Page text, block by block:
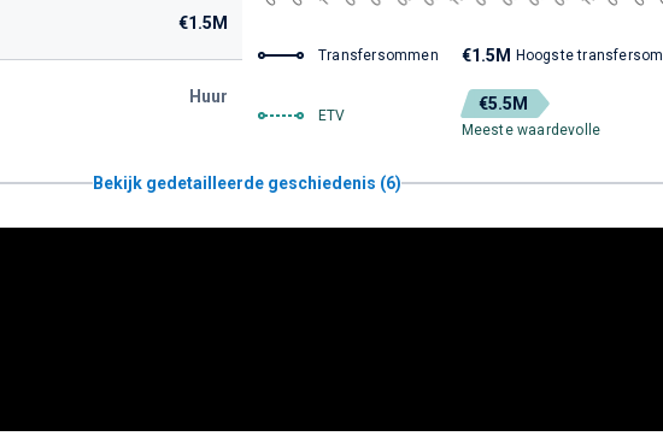
€1.5M
Huur
Transfersommen €1.5M Hoogste transfersom
ETV
€5.5M
Meeste waardevolle
Bekijk gedetailleerde geschiedenis (6)